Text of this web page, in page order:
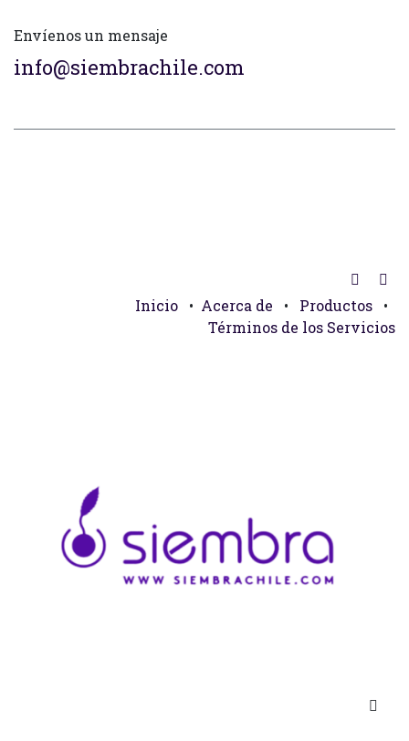
Envíenos un mensaje
info@siembrachile.com
Inicio • Acerca de • Productos
•
Términos de los Servicios